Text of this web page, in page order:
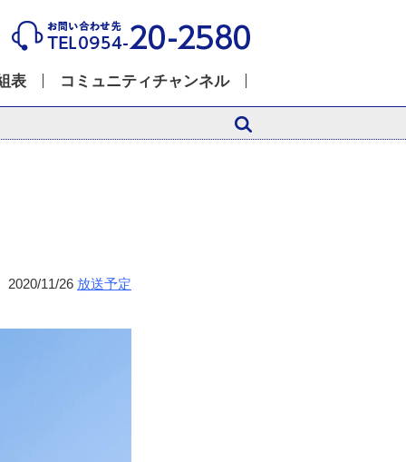
表 コミュニティチャンネル
2020/11/26 放送予定